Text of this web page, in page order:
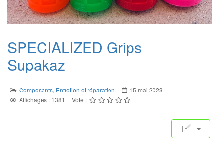
SPECIALIZED Grips
Supakaz
Composants, Entretien et réparation
15 mai 2023
Affichages : 1381
Vote :